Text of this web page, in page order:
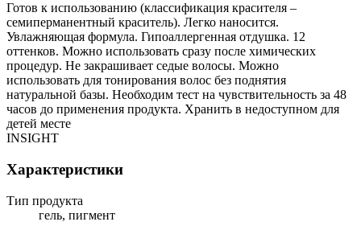
Готов к использованию (классификация красителя –
семиперманентный краситель). Легко наносится.
Увлажняющая формула. Гипоаллергенная отдушка. 12
оттенков. Можно использовать сразу после химических
процедур. Не закрашивает седые волосы. Можно
использовать для тонирования волос без поднятия
натуральной базы. Необходим тест на чувствительность за 48
часов до применения продукта. Хранить в недоступном для
детей месте
INSIGHT
Характеристики
Тип продукта
гель, пигмент